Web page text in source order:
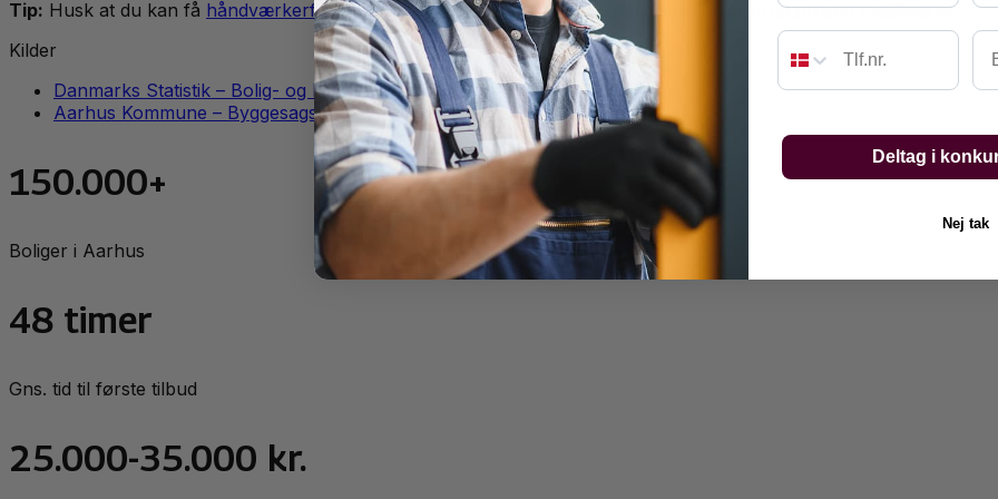
Tip: Husk at du kan få håndværkerfradrag for mange typer håndværkerarbejde. Test om dit projekt kvalificerer.
Kilder
Danmarks Statistik – Bolig- og bygningsstatistik
Aarhus Kommune – Byggesagsbehandling
150.000+
Boliger i Aarhus
48 timer
Gns. tid til første tilbud
25.000-35.000 kr.
Deltag i
Nej tak